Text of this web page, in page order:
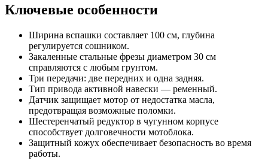
Ключевые особенности
Ширина вспашки составляет 100 см, глубина
регулируется сошником.
Закаленные стальные фрезы диаметром 30 см
справляются с любым грунтом.
Три передачи: две передних и одна задняя.
Тип привода активной навески — ременный.
Датчик защищает мотор от недостатка масла,
предотвращая возможные поломки.
Шестеренчатый редуктор в чугунном корпусе
способствует долговечности мотоблока.
Защитный кожух обеспечивает безопасность во время
работы.